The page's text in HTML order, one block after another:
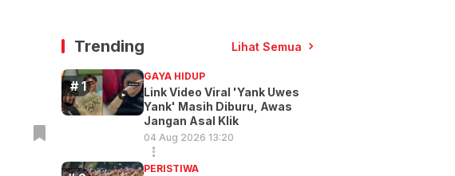
Trending Lihat Semua
GAYA HIDUP
Link Video Viral 'Yank Uwes
Yank' Masih Diburu, Awas
Jangan Asal Klik
04 Aug 2026 13:20
PERISTIWA